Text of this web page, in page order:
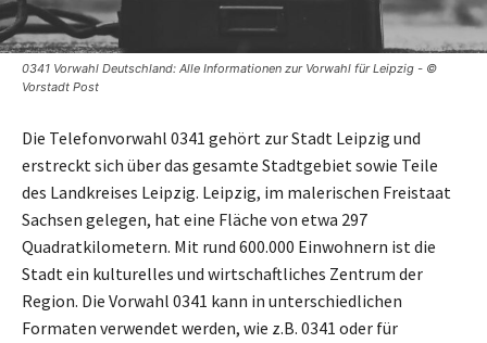
0341 Vorwahl Deutschland: Alle Informationen zur Vorwahl für Leipzig - ©
Vorstadt Post
Die Telefonvorwahl 0341 gehört zur Stadt Leipzig und
erstreckt sich über das gesamte Stadtgebiet sowie Teile
des Landkreises Leipzig. Leipzig, im malerischen Freistaat
Sachsen gelegen, hat eine Fläche von etwa 297
Quadratkilometern. Mit rund 600.000 Einwohnern ist die
Stadt ein kulturelles und wirtschaftliches Zentrum der
Region. Die Vorwahl 0341 kann in unterschiedlichen
Formaten verwendet werden, wie z.B. 0341 oder für